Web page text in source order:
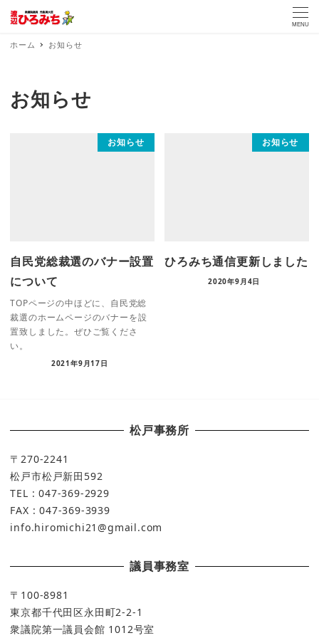
MENU
ホーム お知らせ
お知らせ
お知らせ
自民党総裁選のバナー設置
について
TOPページの中ほどに、自民党総
裁選のホームページのバナーを設
置致しました。ぜひご覧くださ
い。
2021年9月17日
お知らせ
ひろみち通信更新しました
2020年9月4日
松戸事務所
〒270-2241
松戸市松戸新田592
TEL : 047-369-2929
FAX : 047-369-3939
info.hiromichi21@gmail.com
議員事務室
〒100-8981
東京都千代田区永田町2-2-1
衆議院第一議員会館 1012号室